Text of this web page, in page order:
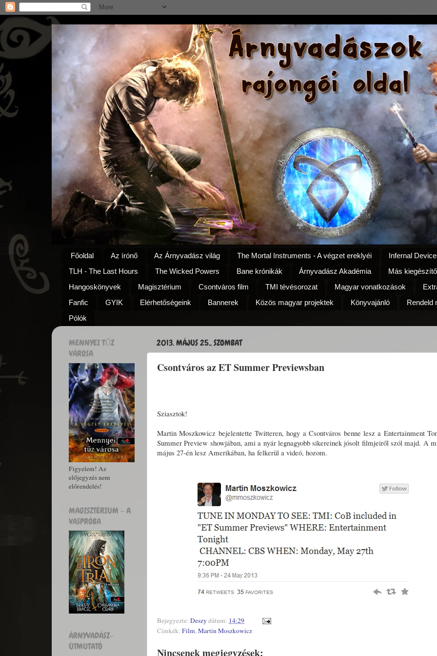
Főoldal Az írónő Az Árnyvadász világ The Mortal Instruments - A végzet ereklyéi
Infernal
TLH - The Last Hours
The Wicked Powers Bane krónikák Árnyvadász Akadémia
Más
Hangoskönyvek
Magisztérium Csontváros film TMI tévésorozat Magyar vonatkozások
Fanfic
GYIK Elérhetőségeink Bannerek Közös magyar projektek Könyvajánló
Rendeld
Pólók
2013. MÁJUS 25., SZOMBAT
Csontváros az ET Summer Previewsban
Sziasztok!
Martin Moszkowicz bejelentette Twitteren, hogy a Csontváros benne lesz a Entertainment
Summer Preview showjában, ami a nyár legnagyobb sikereinek jósolt filmjeiről szól majd. A
május 27-én lesz Amerikában, ha felkerül a videó, hozom.
Bejegyezte: Deszydátum: 14:29
Címkék: Film,Martin Moszkowicz
Nincsenek megjegyzések:
MENNYEI TŰZ
VÁROSA
Figyelem! Az
előjegyzés nem
előrendelés!
MAGISZTÉRIUM - A
VASPRÓBA
ÁRNYVADÁSZ-
ÚTMUTATÓ